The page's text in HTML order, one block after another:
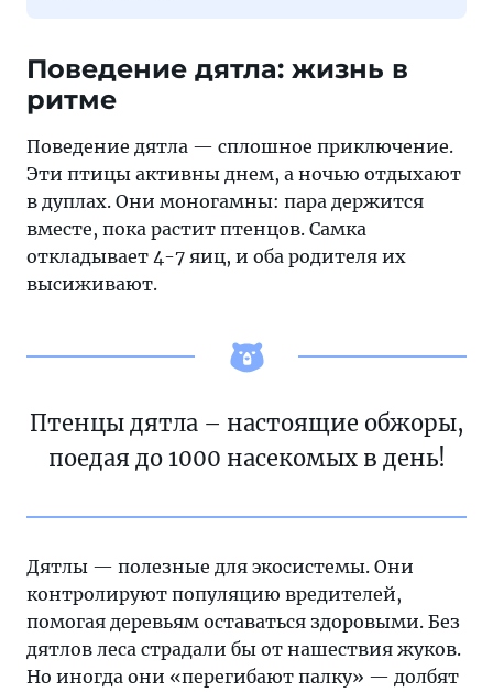
Поведение дятла: жизнь в
ритме
Поведение дятла — сплошное приключение.
Эти птицы активны днем, а ночью отдыхают
в дуплах. Они моногамны: пара держится
вместе, пока растит птенцов. Самка
откладывает 4-7 яиц, и оба родителя их
высиживают.
Птенцы дятла – настоящие обжоры,
поедая до 1000 насекомых в день!
Дятлы — полезные для экосистемы. Они
контролируют популяцию вредителей,
помогая деревьям оставаться здоровыми. Без
дятлов леса страдали бы от нашествия жуков.
Но иногда они «перегибают палку» — долбят